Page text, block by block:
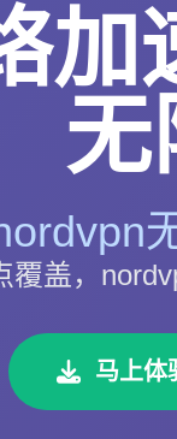
无
覆盖，
马上体